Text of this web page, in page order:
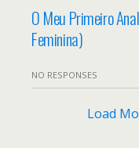
O Meu Primeiro
Feminina)
NO RESPONSES
Load